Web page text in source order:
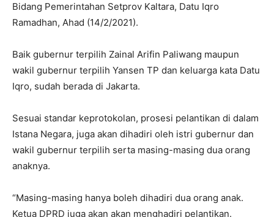
Bidang Pemerintahan Setprov Kaltara, Datu Iqro
Ramadhan, Ahad (14/2/2021).
Baik gubernur terpilih Zainal Arifin Paliwang maupun
wakil gubernur terpilih Yansen TP dan keluarga kata Datu
Iqro, sudah berada di Jakarta.
Sesuai standar keprotokolan, prosesi pelantikan di dalam
Istana Negara, juga akan dihadiri oleh istri gubernur dan
wakil gubernur terpilih serta masing-masing dua orang
anaknya.
“Masing-masing hanya boleh dihadiri dua orang anak.
Ketua DPRD juga akan akan menghadiri pelantikan.